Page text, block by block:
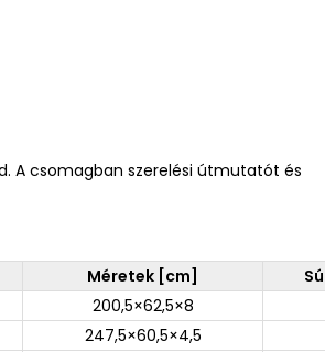
A csomagban szerelési útmutatót és
Méretek [cm]
200,5×62,5×8
247,5×60,5×4,5